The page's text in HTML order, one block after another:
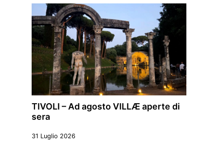
TIVOLI – Ad agosto VILLÆ aperte di
sera
31 Luglio 2026